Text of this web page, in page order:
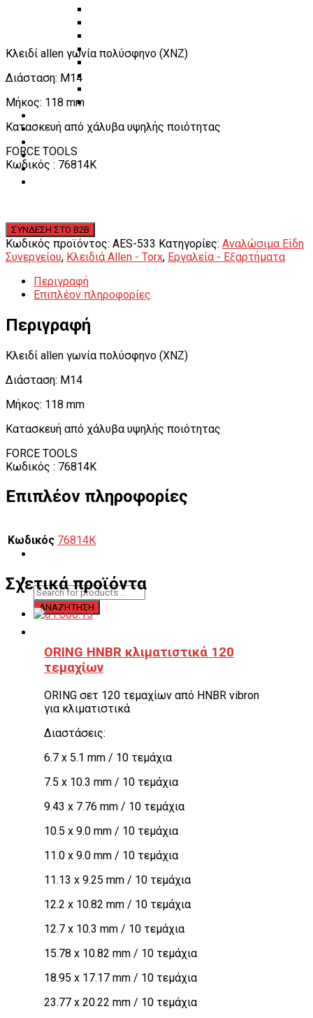
Εργαλεία Χειρός
Εργαλεία φρένων
DOWNLOADS
ΕΠΙΚΟΙΝΩΝΙΑ
B2B
Κλειδί allen γωνία πολύσφηνο (XNZ)
Διάσταση: M14
Μήκος: 118 mm
Κατασκευή από χάλυβα υψηλής ποιότητας
FORCE TOOLS
Κωδικός : 76814K
Κωδικός προϊόντος: AES-533 Κατηγορίες: Αναλώσιμα Είδη
Συνεργείου, Κλειδιά Allen - Torx, Εργαλεία - Εξαρτήματα
Περιγραφή
Επιπλέον πληροφορίες
Περιγραφή
Κλειδί allen γωνία πολύσφηνο (XNZ)
Διάσταση: M14
Μήκος: 118 mm
Κατασκευή από χάλυβα υψηλής ποιότητας
FORCE TOOLS
Κωδικός : 76814K
Επιπλέον πληροφορίες
Κωδικός 76814K
Σχετικά προϊόντα
ORING HNBR κλιματιστικά 120
τεμαχίων
ORING σετ 120 τεμαχίων από HNBR vibron
για κλιματιστικά
Διαστάσεις:
6.7 x 5.1 mm / 10 τεμάχια
7.5 x 10.3 mm / 10 τεμάχια
9.43 x 7.76 mm / 10 τεμάχια
10.5 x 9.0 mm / 10 τεμάχια
11.0 x 9.0 mm / 10 τεμάχια
11.13 x 9.25 mm / 10 τεμάχια
12.2 x 10.82 mm / 10 τεμάχια
12.7 x 10.3 mm / 10 τεμάχια
15.78 x 10.82 mm / 10 τεμάχια
18.95 x 17.17 mm / 10 τεμάχια
23.77 x 20.22 mm / 10 τεμάχια